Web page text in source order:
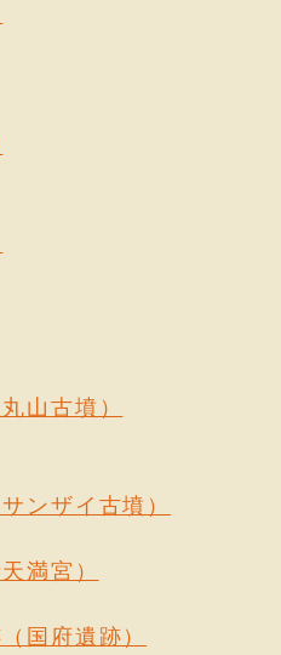
後慶長年閒には豐臣秀賴、
を修理せしめた。
堂、訶梨帝母天堂及書院が
を多く安置して居る。
醍醐天皇建武中興に際
再建されたもので、その構
竺樣を自由に取り入れ、よ
に觀心寺樣と稱され、鐮倉
ある。七閒七面單層入母屋
拜があり、桝紙は主として
唐樣を混じ、桝組の閒には
面には棧唐戶を用ゐ、周圍
內部は前方の七閒二面が外
陣になつて居る。內外兩陣
れ、內陣には奧壁に接して
子がある。厨子の中央には
た左右には同じく國寶の不
、須彌壇の四隅には四天王
の前面には三個の大壇を置
山古墳）
ンザイ古墳）
満宮）
国府遺跡）